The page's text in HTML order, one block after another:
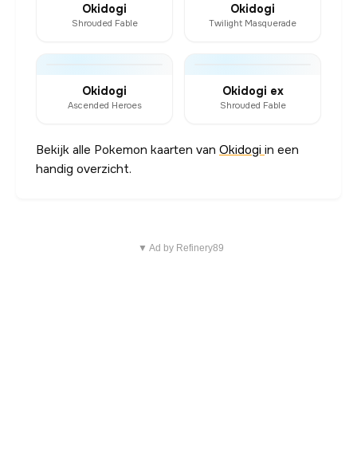
Okidogi
Shrouded Fable
Okidogi
Twilight Masquerade
Okidogi
Ascended Heroes
Okidogi ex
Shrouded Fable
Bekijk alle Pokemon kaarten van Okidogi in een
handig overzicht.
▼ Ad by Refinery89